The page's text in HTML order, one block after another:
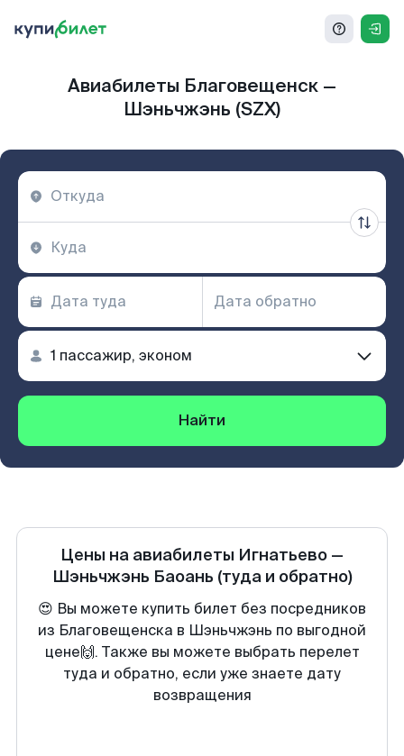
Авиабилеты Благовещенск —
Шэньчжэнь (SZX)
Найти
Цены на авиабилеты Игнатьево —
Шэньчжэнь Баоань (туда и обратно)
😍 Вы можете купить билет без посредников
из Благовещенска в Шэньчжэнь по выгодной
цене🙌. Также вы можете выбрать перелет
туда и обратно, если уже знаете дату
возвращения